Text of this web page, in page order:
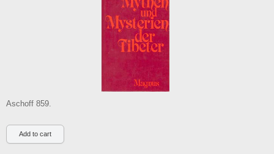
Aschoff 859.